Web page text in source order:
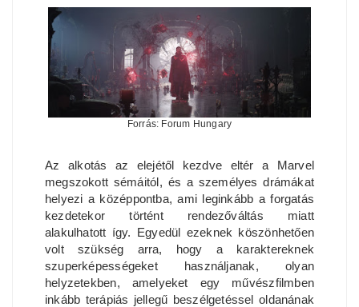
Forrás: Forum Hungary
Az alkotás az elejétől kezdve eltér a Marvel
megszokott sémáitól, és a személyes drámákat
helyezi a középpontba, ami leginkább a forgatás
kezdetekor történt rendezőváltás miatt
alakulhatott így. Egyedül ezeknek köszönhetően
volt szükség arra, hogy a karaktereknek
szuperképességeket használjanak, olyan
helyzetekben, amelyeket egy művészfilmben
inkább terápiás jellegű beszélgetéssel oldanának